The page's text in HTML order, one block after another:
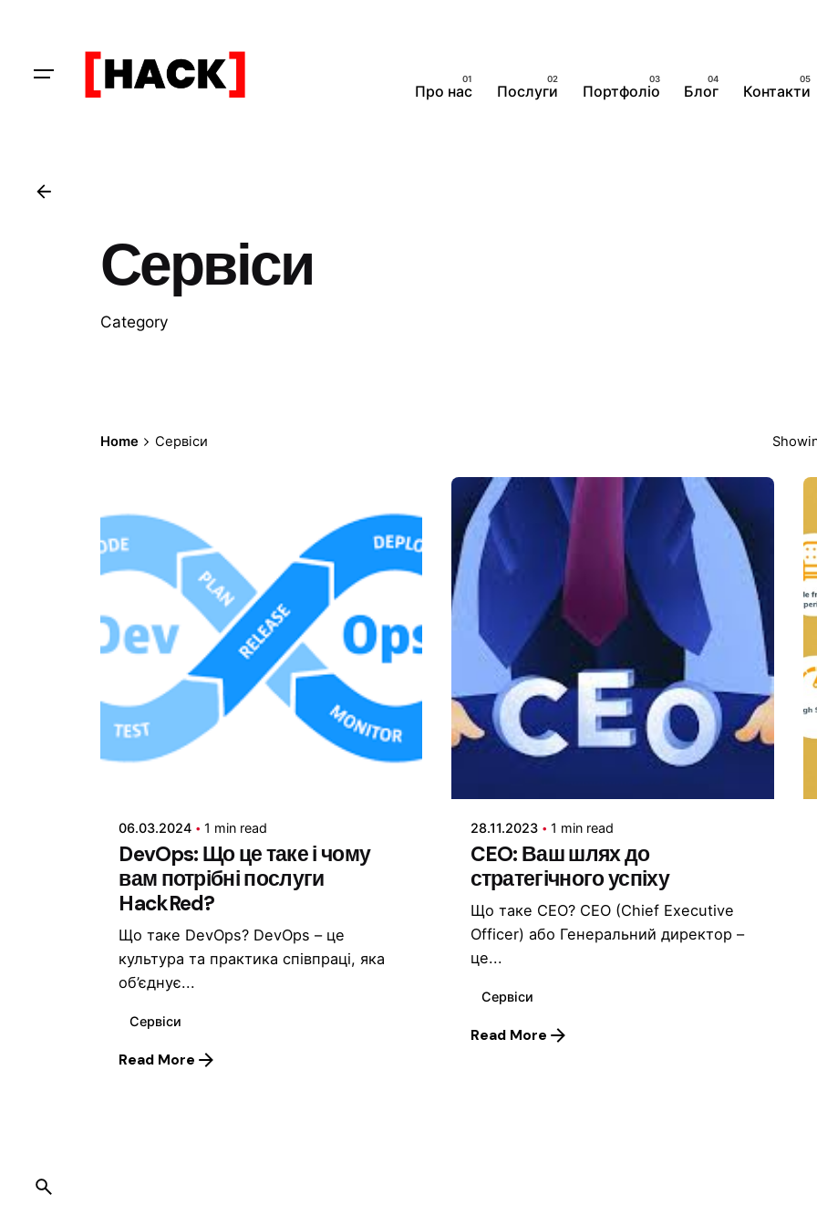
Про нас
Послуги Портфоліо Блог Контакти
Сервіси
Category
Home Сервіси
Posted by
06.03.2024 1 min read
DevOps: Що це таке і чому
вам потрібні послуги
HackRed?
Що таке DevOps? DevOps – це
культура та практика співпраці, яка
об’єднує...
Сервіси
Read More
Posted by
28.11.2023 1 min read
CEO: Ваш шлях до
стратегічного успіху
Що таке CEO? CEO (Chief Executive
Officer) або Генеральний директор –
це...
Сервіси
Read More